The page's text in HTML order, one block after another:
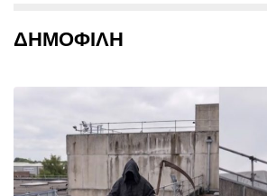
ΔΗΜΟΦΙΛΗ